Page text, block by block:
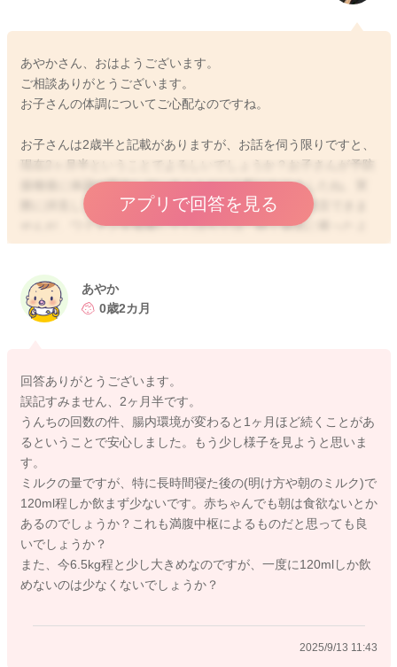
あやかさん、おはようございます。
ご相談ありがとうございます。
お子さんの体調についてご心配なのですね。
お子さんは2歳半と記載がありますが、お話を伺う限りですと、
現在2ヶ月半ということでよろしいでしょうか？お子さんが予防
接種後に体調が変化していることがご心配になりましたね。実
際に拝見していませんので、はっきりとしたことは明言できま
せんが、ワクチンを接種してしばらくは、軽く病気に罹ったよ
うな状態になります。ですので、お子さんの体調の変化が見ら
が優れなかったりすることもありますね。お子さんの場合に
も、明らかな症状がなくても、何となく体調の変化を感じるこ
す。お話を伺う限りですと、おそらく予防接種のエピソードと
の関連はあまりないように思いますよ。お子さんは2〜3ヶ月を
過ぎれば、満腹中枢が発達してきますので、今までよりも飲む
量をお子さんご自身が調節することもありますし、お子さんの
場合には、腸内環境が1回変化すると、なかなか改善しないこと
が多く1ヶ月近く症状が続くこともあります。ですが、お話を伺
う限りですと、体重増加も順調で、機嫌良く過ごせているよう
ですので、少しご様子を見ていただいてもいいように思いま
す。もし、お子さんの哺乳意欲がなかったり、元気がない、機
嫌が悪い、ぐったりしている、おしっこが少ない、体重増加が
不良、今よりもウンチの回数が増える、血便がある、お尻がか
アプリで回答を見る
あやか
0歳2カ月
回答ありがとうございます。
誤記すみません、2ヶ月半です。
うんちの回数の件、腸内環境が変わると1ヶ月ほど続くことがあ
るということで安心しました。もう少し様子を見ようと思いま
す。
ミルクの量ですが、特に長時間寝た後の(明け方や朝のミルク)で
120ml程しか飲まず少ないです。赤ちゃんでも朝は食欲ないとか
あるのでしょうか？これも満腹中枢によるものだと思っても良
いでしょうか？
また、今6.5kg程と少し大きめなのですが、一度に120mlしか飲
めないのは少なくないでしょうか？
2025/9/13 11:43